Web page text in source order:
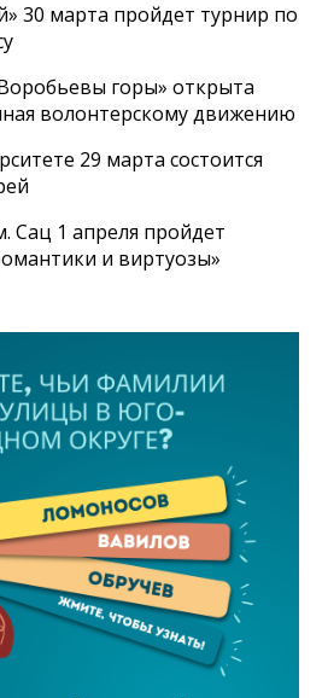
30 марта пройдет турнир по
горы» открыта
волонтерскому движению
29 марта состоится
Сац 1 апреля пройдет
и виртуозы»